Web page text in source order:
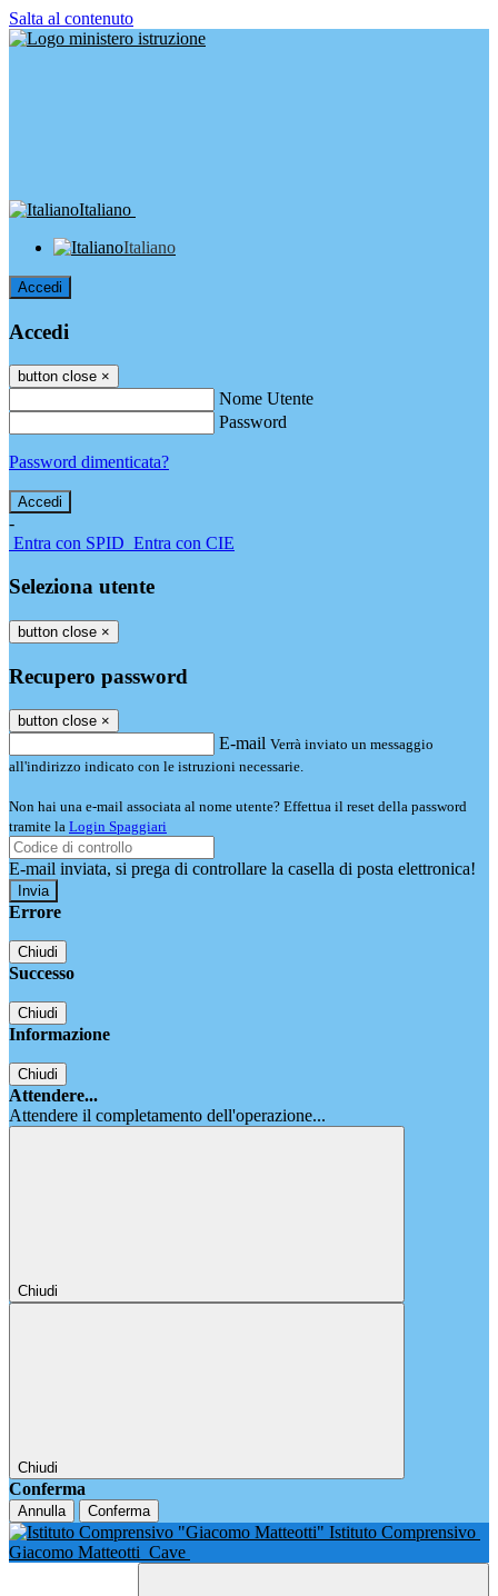
Salta al contenuto
Italiano
Italiano
Accedi
Accedi
button close ×
Nome Utente
Password
Password dimenticata?
-
Entra con SPID Entra con CIE
Seleziona utente
button close ×
Recupero password
button close ×
E-mail Verrà inviato un messaggio
all'indirizzo indicato con le istruzioni necessarie.
Non hai una e-mail associata al nome utente? Effettua il reset della password
tramite la Login Spaggiari
E-mail inviata, si prega di controllare la casella di posta elettronica!
Errore
Chiudi
Successo
Chiudi
Informazione
Chiudi
Attendere...
Attendere il completamento dell'operazione...
Chiudi
Chiudi
Conferma
Annulla Conferma
Istituto Comprensivo
Giacomo Matteotti Cave